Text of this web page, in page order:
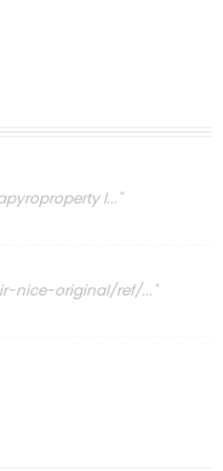
l..."
nice-original/ref/..."